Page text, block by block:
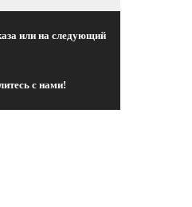
или на следующий
с нами!